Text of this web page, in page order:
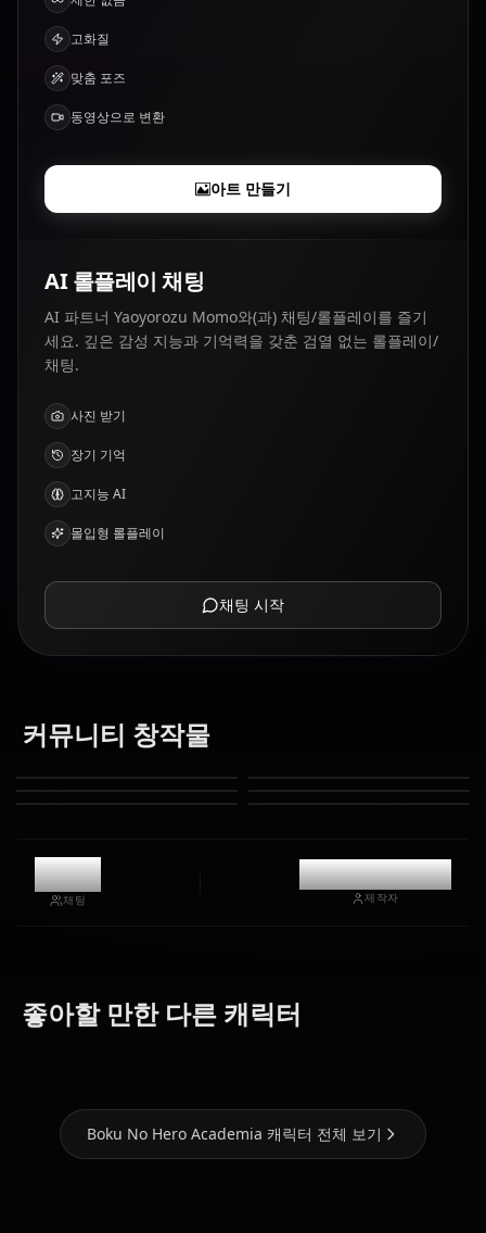
고화질
맞춤 포즈
동영상으로 변환
아트 만들기
AI 롤플레이 채팅
AI 파트너 Yaoyorozu Momo와(과) 채팅/롤플레이를 즐기
세요. 깊은 감성 지능과 기억력을 갖춘 검열 없는 롤플레이/
채팅.
사진 받기
장기 기억
고지능 AI
몰입형 롤플레이
채팅 시작
커뮤니티 창작물
10.7k
채팅
@casualwaifus
제작자
좋아할 만한 다른 캐릭터
Toga
Uraraka
Boku No Hero Academia 캐릭터 전체 보기